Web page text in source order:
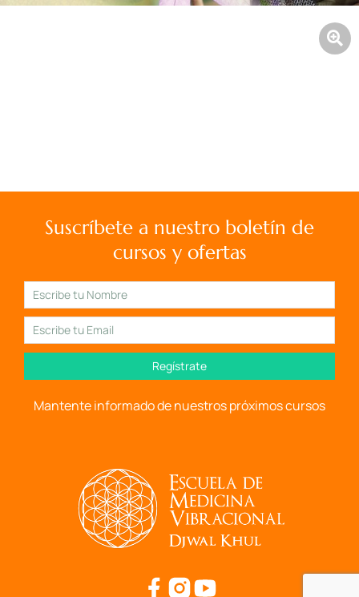
Suscríbete a nuestro boletín de
cursos y ofertas
Regístrate
Mantente informado de nuestros próximos cursos